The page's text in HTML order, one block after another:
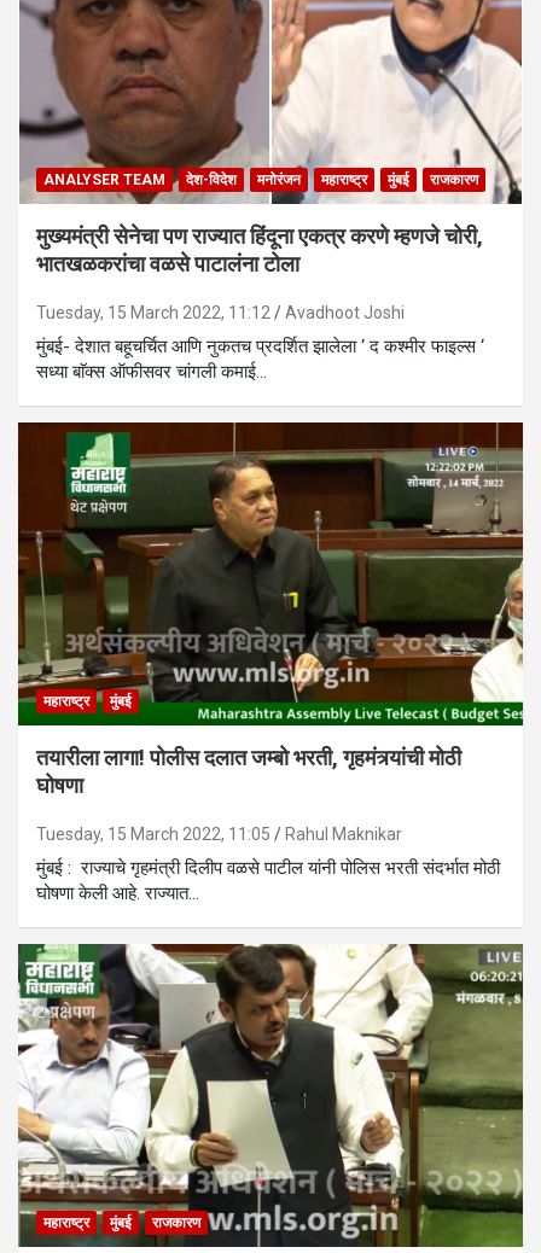
ANALYSER TEAM देश-विदेश मनोरंजन महाराष्ट्र मुंबई राजकारण
मुख्यमंत्री सेनेचा पण राज्यात हिंदूना एकत्र करणे म्हणजे चोरी,
भातखळकरांचा वळसे पाटालंना टोला
Tuesday, 15 March 2022, 11:12 Avadhoot Joshi
मुंबई- देशात बहूचर्चित आणि नुकतच प्रदर्शित झालेला ‘ द कश्मीर फाइल्स ‘
सध्या बाॅक्स ऑफीसवर चांगली कमाई…
महाराष्ट्र मुंबई
तयारीला लागा! पोलीस दलात जम्बो भरती, गृहमंत्र्यांची मोठी
घोषणा
Tuesday, 15 March 2022, 11:05 Rahul Maknikar
मुंबई : राज्याचे गृहमंत्री दिलीप वळसे पाटील यांनी पोलिस भरती संदर्भात मोठी
घोषणा केली आहे. राज्यात…
महाराष्ट्र मुंबई राजकारण